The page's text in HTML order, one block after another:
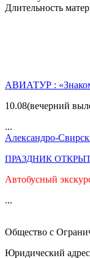
Длительность
АВИАТУР :
10.08(вечерний
...
Александро-
ПРАЗДНИК
Автобусный
...
Общество с
Юридический